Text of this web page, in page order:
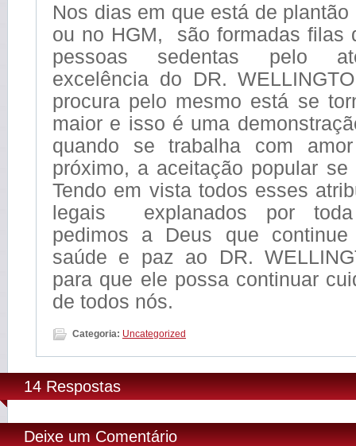
Nos dias em que está de plantão
ou no HGM, são formadas filas
pessoas sedentas pelo
excelência do DR.
procura pelo mesmo está se
maior e isso é uma
quando se trabalha com
próximo, a aceitação popular se
Tendo em vista todos esses
legais explanados por
pedimos a Deus que continue
saúde e paz ao DR.
para que ele possa continuar
de todos nós.
Categoria: Uncategorized
14 Respostas
Deixe um Comentário